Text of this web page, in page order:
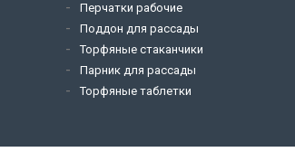
Перчатки рабочие
Поддон для рассады
Торфяные стаканчики
Парник для рассады
Торфяные таблетки